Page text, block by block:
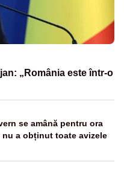
„România este într-o
se amână pentru ora
nu a obținut toate avizele